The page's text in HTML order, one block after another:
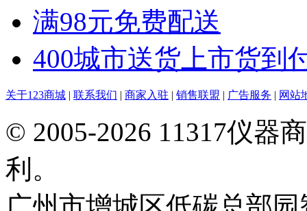
满98元免费配送
400城市送货上市货到
关于123商城 | 联系我们 | 商家入驻 | 销售联盟 | 广告服务 | 网站
© 2005-2026 11317仪器
利。